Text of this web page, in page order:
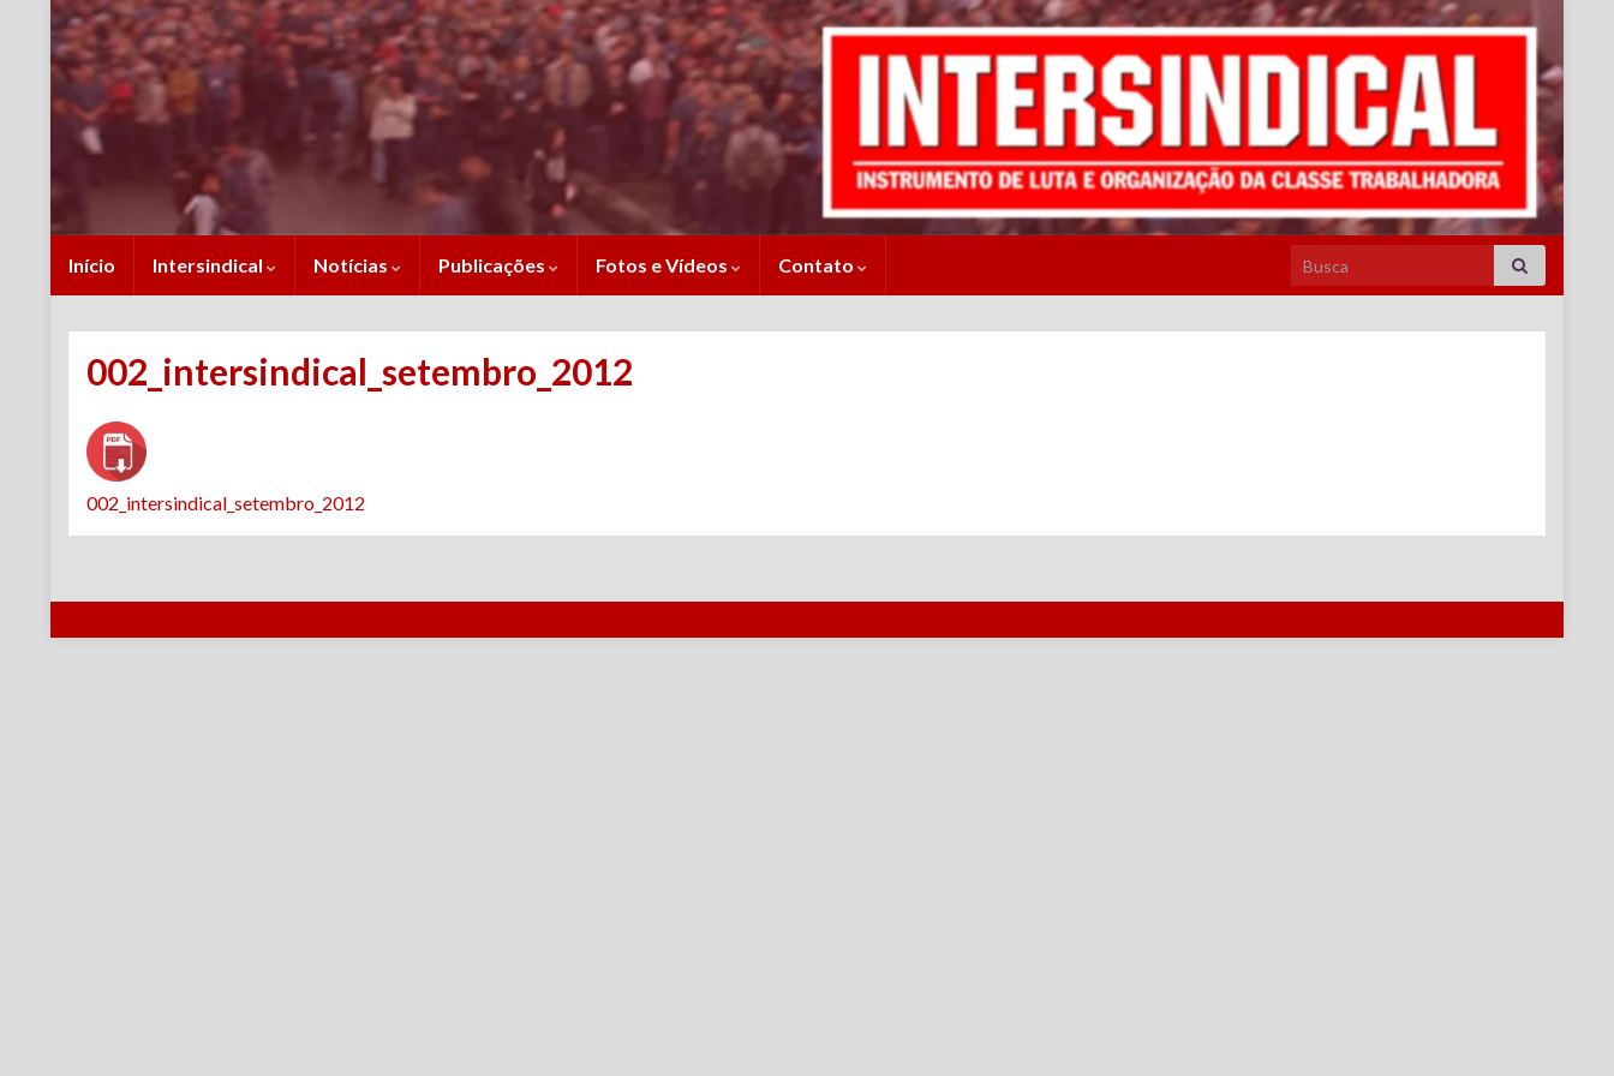
Início Intersindical Notícias Publicações Fotos e Vídeos Contato Search for:
002_intersindical_setembro_2012
002_intersindical_setembro_2012